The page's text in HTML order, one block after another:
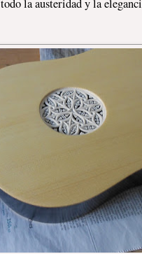
la austeridad y la